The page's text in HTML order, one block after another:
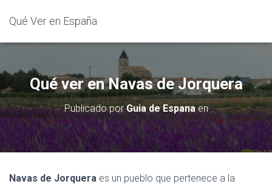
Qué Ver en España
Qué ver en Navas de Jorquera
Publicado porGuia de Espanaen
Navas de Jorquera es un pueblo que pertenece a la